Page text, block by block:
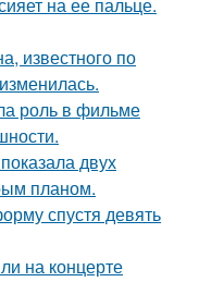
известного по
роль в фильме
двух
планом.
спустя девять
на концерте